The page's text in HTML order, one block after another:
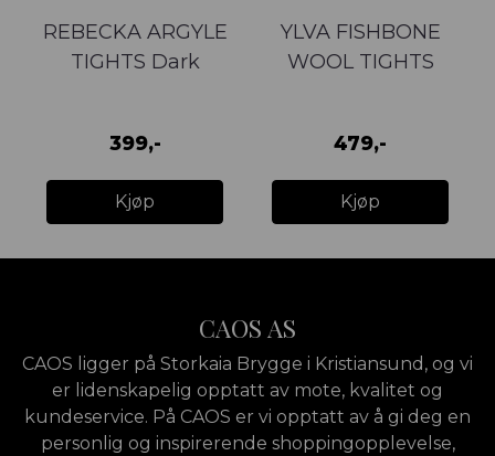
REBECKA ARGYLE
TIGHTS Dark
399,-
Kjøp
YLVA FISHBONE
WOOL TIGHTS
479,-
Kjøp
CAOS AS
CAOS ligger på Storkaia Brygge i Kristiansund, og vi
er lidenskapelig opptatt av mote, kvalitet og
kundeservice. På CAOS er vi opptatt av å gi deg en
personlig og inspirerende shoppingopplevelse,